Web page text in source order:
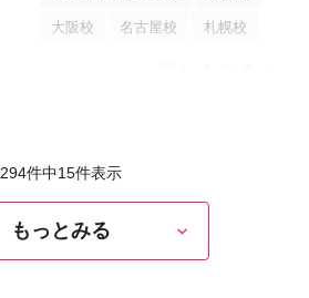
大阪校 名古屋校 札幌校
294件中15件表示
もっとみる